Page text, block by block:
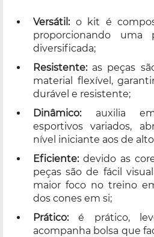
Versátil:o kit é
proporcionando uma
diversificada;
Resistente:as peças
material flexível,
durável e resistente;
Dinâmico:auxilia em
esportivos variados,
nível iniciante aos de
Eficiente:devido as
peças são de fácil
maior foco no treino
dos cones em si;
Prático:é prático,
acompanha bolsa que